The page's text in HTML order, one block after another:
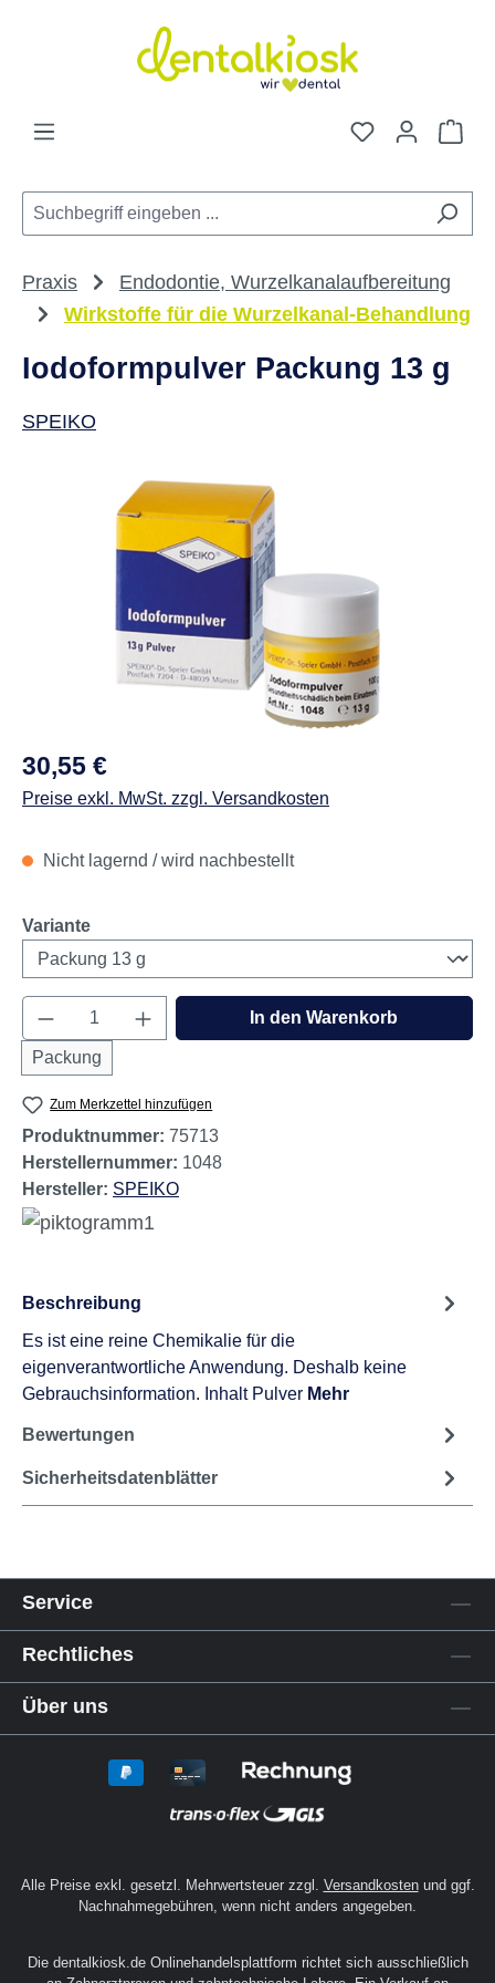
Zum Hauptinhalt springen
Du hast 0
Praxis
Endodontie, Wurzelkanalaufbereitung
Wirkstoffe für die Wurzelkanal-Behandlung
Iodoformpulver Packung 13 g
SPEIKO
Abbildungen können vom Original abweichen.
Regulärer Preis:
30,55 €
Preise exkl. MwSt. zzgl. Versandkosten
Nicht lagernd / wird nachbestellt
Varianteauswählen
Produkt Anzahl: Gib den gewünschten
Packung
In den Warenkorb
Zum Merkzettel hinzufügen
Produktnummer: 75713
Herstellernummer: 1048
Hersteller: SPEIKO
Beschreibung
Es ist eine reine Chemikalie für die
eigenverantwortliche Anwendung. Deshalb keine
Gebrauchsinformation. Inhalt Pulver Mehr
Bewertungen
Sicherheitsdatenblätter
Service
Rechtliches
Über uns
Alle Preise exkl. gesetzl. Mehrwertsteuer zzgl. Versandkostenund ggf.
Nachnahmegebühren, wenn nicht anders angegeben.
Die dentalkiosk.de Onlinehandelsplattform richtet sich ausschließlich